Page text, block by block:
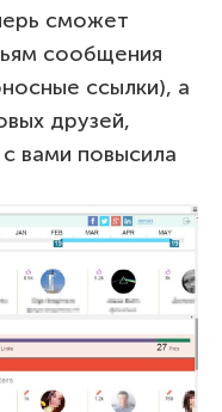
сможет
сообщения
ссылки), а
друзей,
вами повысила